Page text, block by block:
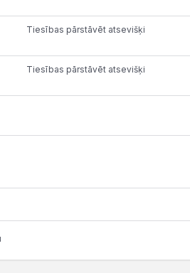
Tiesības pārstāvēt atsevišķi
Tiesības pārstāvēt atsevišķi